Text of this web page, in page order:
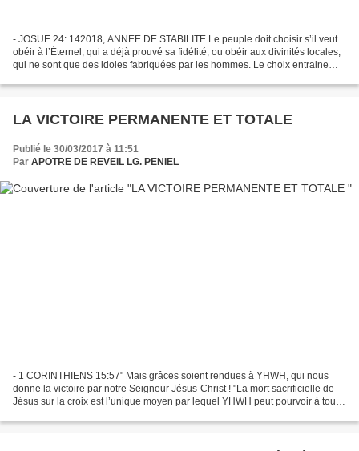
- JOSUE 24: 142018, ANNEE DE STABILITE Le peuple doit choisir s’il veut
obéir à l’Éternel, qui a déjà prouvé sa fidélité, ou obéir aux divinités locales,
qui ne sont que des idoles fabriquées par les hommes. Le choix entraine
LA VICTOIRE PERMANENTE ET TOTALE
Publié le 30/03/2017 à 11:51
Par APOTRE DE REVEIL LG. PENIEL
- 1 CORINTHIENS 15:57" Mais grâces soient rendues à YHWH, qui nous
donne la victoire par notre Seigneur Jésus-Christ ! "La mort sacrificielle de
Jésus sur la croix est l’unique moyen par lequel YHWH peut pourvoir à tous